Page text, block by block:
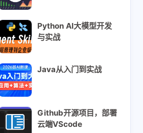
Python AI大模型开发
与实战
Java从入门到实战
Github开源项目，部署
云端VScode